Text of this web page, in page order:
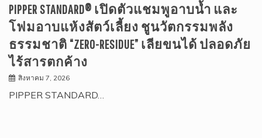
PIPPER STANDARD® เปิดตัวแชมพูอาบน้ำ และ
โฟมอาบแห้งสัตว์เลี้ยง ชูนวัตกรรมพลัง
ธรรมชาติ “ZERO-RESIDUE” เลียขนได้ ปลอดภัย
ไร้สารตกค้าง
สิงหาคม 7, 2026
PIPPER STANDARD…